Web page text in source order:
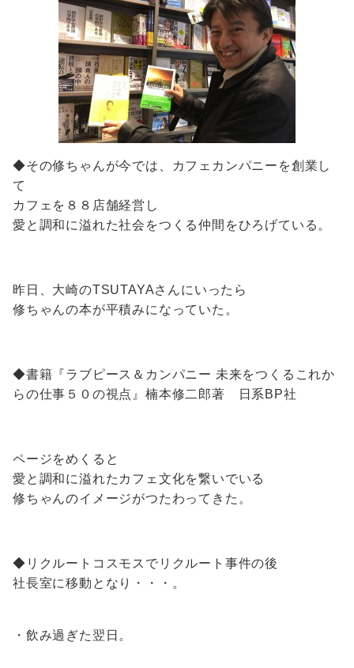
◆その修ちゃんが今では、カフェカンパニーを創業し
て
カフェを８８店舗経営し
愛と調和に溢れた社会をつくる仲間をひろげている。
昨日、大崎のTSUTAYAさんにいったら
修ちゃんの本が平積みになっていた。
◆書籍『ラブピース＆カンパニー 未来をつくるこれか
らの仕事５０の視点』楠本修二郎著 日系BP社
ページをめくると
愛と調和に溢れたカフェ文化を繋いでいる
修ちゃんのイメージがつたわってきた。
◆リクルートコスモスでリクルート事件の後
社長室に移動となり・・・。
・飲み過ぎた翌日。